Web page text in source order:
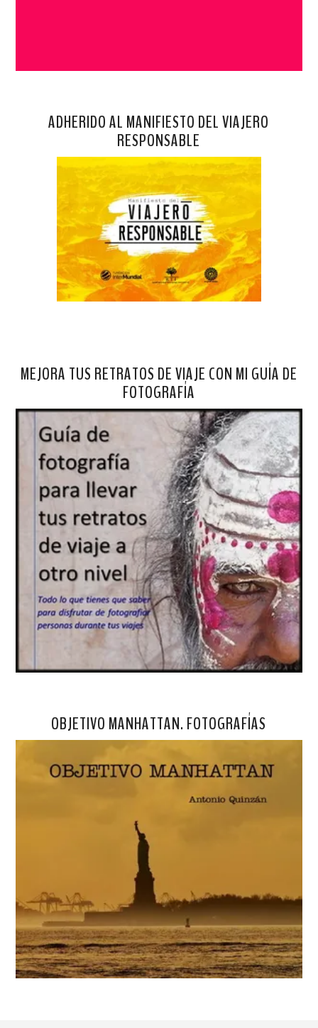
ADHERIDO AL MANIFIESTO DEL VIAJERO
RESPONSABLE
MEJORA TUS RETRATOS DE VIAJE CON MI GUÍA DE
FOTOGRAFÍA
OBJETIVO MANHATTAN. FOTOGRAFÍAS